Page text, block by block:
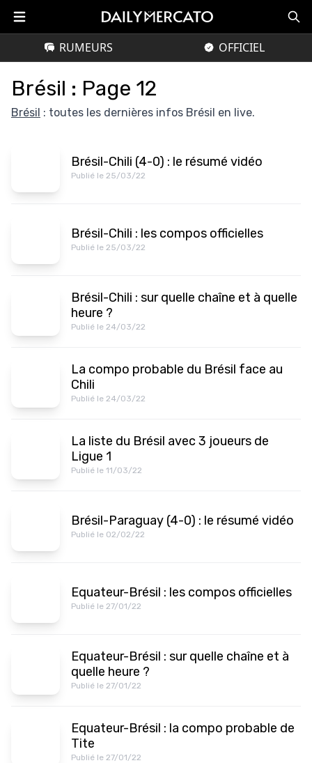
RUMEURS OFFICIEL
Brésil : Page 12
Brésil : toutes les dernières infos Brésil en live.
Brésil-Chili (4-0) : le résumé vidéo
Publié le 25/03/22
Brésil-Chili : les compos officielles
Publié le 25/03/22
Brésil-Chili : sur quelle chaîne et à quelle
heure ?
Publié le 24/03/22
La compo probable du Brésil face au
Chili
Publié le 24/03/22
La liste du Brésil avec 3 joueurs de
Ligue 1
Publié le 11/03/22
Brésil-Paraguay (4-0) : le résumé vidéo
Publié le 02/02/22
Equateur-Brésil : les compos officielles
Publié le 27/01/22
Equateur-Brésil : sur quelle chaîne et à
quelle heure ?
Publié le 27/01/22
Equateur-Brésil : la compo probable de
Tite
Publié le 27/01/22